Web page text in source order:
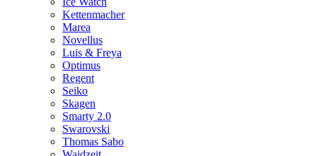
Kettenmacher
Marea
Novellus
Luis & Freya
Optimus
Regent
Seiko
Skagen
Smarty 2.0
Swarovski
Thomas Sabo